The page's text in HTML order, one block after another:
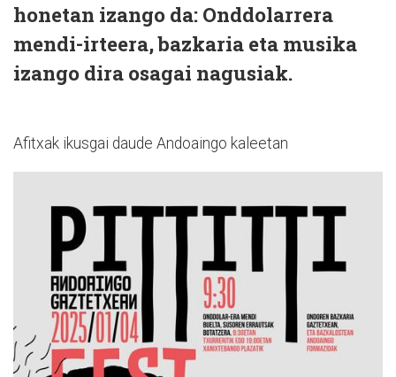
honetan izango da: Onddolarrera
mendi-irteera, bazkaria eta musika
izango dira osagai nagusiak.
Afitxak ikusgai daude Andoaingo kaleetan